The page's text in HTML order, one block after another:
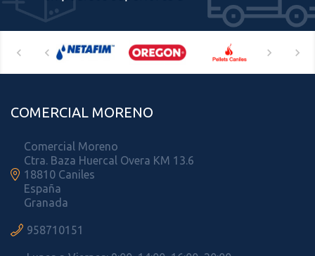
COMERCIAL MORENO

Comercial Moreno
Ctra. Baza Huercal Overa KM 13.6
18810 Caniles
España
Granada
 958710151